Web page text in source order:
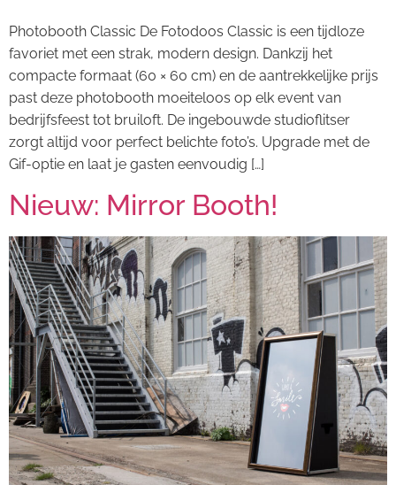
Photobooth Classic De Fotodoos Classic is een tijdloze
favoriet met een strak, modern design. Dankzij het
compacte formaat (60 × 60 cm) en de aantrekkelijke prijs
past deze photobooth moeiteloos op elk event van
bedrijfsfeest tot bruiloft. De ingebouwde studioflitser
zorgt altijd voor perfect belichte foto’s. Upgrade met de
Gif-optie en laat je gasten eenvoudig […]
Nieuw: Mirror Booth!